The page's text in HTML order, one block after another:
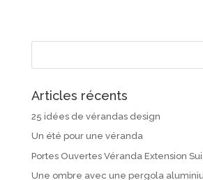
Articles récents
25 idées de vérandas design
Un été pour une véranda
Portes Ouvertes Véranda Extension
Une ombre avec une pergola